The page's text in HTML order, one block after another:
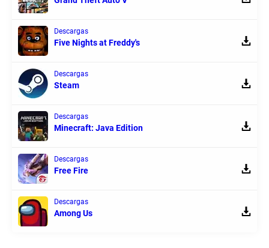
Descargas
Five Nights at Freddy's
Descargas
Steam
Descargas
Minecraft: Java Edition
Descargas
Free Fire
Descargas
Among Us